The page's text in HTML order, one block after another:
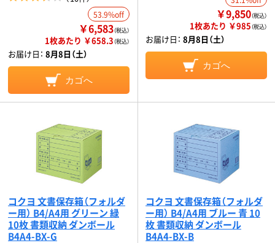
53.9%off
￥6,583（税込）
1枚あたり ￥658.3（税込）
お届け日： 8月8日（土）
カゴへ
￥9,850（税込）
1枚あたり ￥985（税込）
お届け日： 8月8日（土）
カゴへ
コクヨ 文書保存箱（フォルダ
ー用） B4/A4用 グリーン 緑
10枚 書類収納 ダンボール
B4A4-BX-G
コクヨ 文書保存箱（フォルダ
ー用） B4/A4用 ブルー 青 10
枚 書類収納 ダンボール
B4A4-BX-B